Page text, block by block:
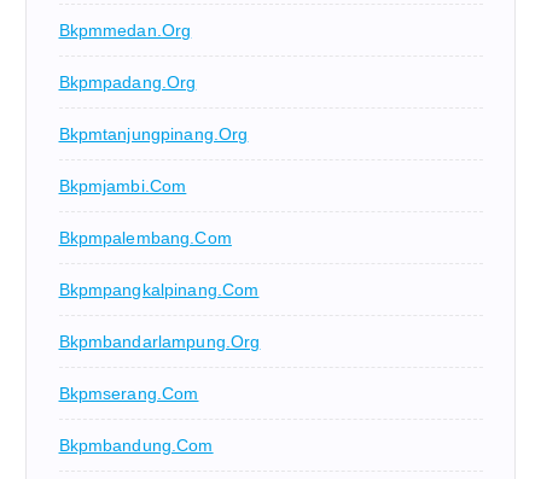
Bkpmmedan.org
Bkpmpadang.org
Bkpmtanjungpinang.org
Bkpmjambi.com
Bkpmpalembang.com
Bkpmpangkalpinang.com
Bkpmbandarlampung.org
Bkpmserang.com
Bkpmbandung.com